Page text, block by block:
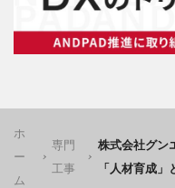
ホ
ー
ム
専門
工事
株式会社グン
「人材育成」